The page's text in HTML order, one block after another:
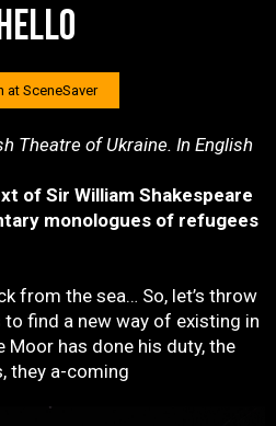
at SceneSaver
Theatre of Ukraine. In English
of Sir William Shakespeare
monologues of refugees
from the sea… So, let’s throw
to find a new way of existing in
Moor has done his duty, the
they a-coming